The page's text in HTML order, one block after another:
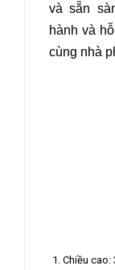
và sẵn
hành và
cùng nhà
1. Chiều cao: